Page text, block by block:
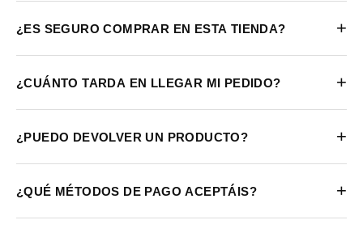
¿ES SEGURO COMPRAR EN ESTA TIENDA? +
¿CUÁNTO TARDA EN LLEGAR MI PEDIDO? +
¿PUEDO DEVOLVER UN PRODUCTO? +
¿QUÉ MÉTODOS DE PAGO ACEPTÁIS? +